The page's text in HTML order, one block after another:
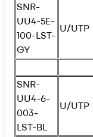
SNR-
UU4-5E-
100-LST-
GY
U/UTP
SNR-
UU4-6-
003-
LST-BL
U/UTP